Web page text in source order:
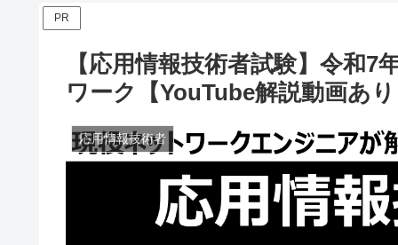
PR
【応用情報技術者試験】令和
ワーク【YouTube解説動画あ
応用情報技術者